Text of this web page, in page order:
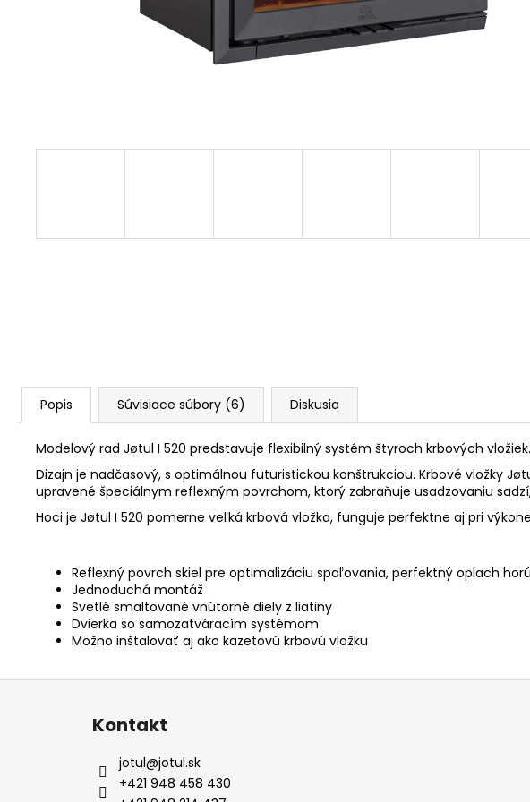
Popis Súvisiace súbory (6) Diskusia
Modelový rad Jøtul I 520 predstavuje flexibilný systém štyroch krbových
Dizajn je nadčasový, s optimálnou futuristickou konštrukciou. Krbové vložky
upravené špeciálnym reflexným povrchom, ktorý zabraňuje usadzovaniu
Hoci je Jøtul I 520 pomerne veľká krbová vložka, funguje perfektne aj pri výkone
Reflexný povrch skiel pre optimalizáciu spaľovania, perfektný oplach
Jednoduchá montáž
Svetlé smaltované vnútorné diely z liatiny
Dvierka so samozatváracím systémom
Možno inštalovať aj ako kazetovú krbovú vložku
Z
Kontakt
jotul@jotul.sk
+421 948 458 430